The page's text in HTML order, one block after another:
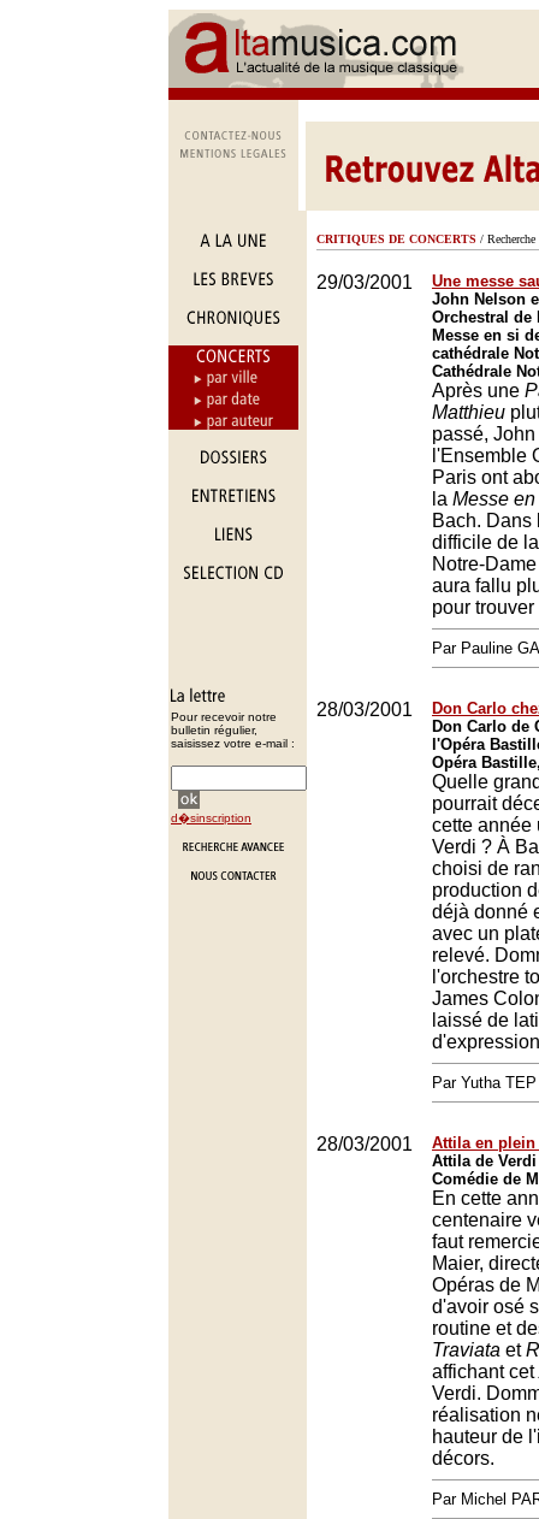
Pour recevoir notre
bulletin régulier,
saisissez votre e-mail :
d�sinscription
CRITIQUES DE CONCERTS / Recherche
29/03/2001
Une messe
John Nelson
Orchestral de
Messe en si
cathédrale
Cathédrale
Après une
Matthieu
passé,
l'Ensemble
Paris ont
la Messe en
Bach. Dans
difficile de
Notre-
aura fallu
pour
Par Pauline
28/03/2001
Don Carlo
Don Carlo de
l'Opéra
Opéra
Quelle
pourrait
cette année
Verdi ? À
choisi de
production
déjà donné
avec un
relevé.
l'orchestre
James
laissé de
Par Yutha TEP
28/03/2001
Attila en
Attila de
Comédie de
En cette
centenaire
faut
Maier,
Opéras de
d'avoir osé
routine et
Traviata et
affichant cet
Verdi.
réalisation
hauteur de
décors.
Par Michel